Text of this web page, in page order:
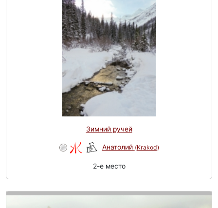
Зимний ручей
Анатолий (Krakod)
2-e место